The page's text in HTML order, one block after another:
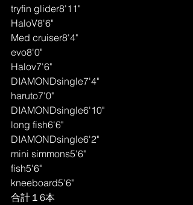
tryfin glider8'11"
HaloV8'6"
Med cruiser8'4"
evo8'0"
Halov7'6"
DIAMONDsingle7'4"
haruto7'0"
DIAMONDsingle6'10"
long fish6'6"
DIAMONDsingle6'2"
mini simmons5'6"
fish5'6"
kneeboard5'6"
合計１6本